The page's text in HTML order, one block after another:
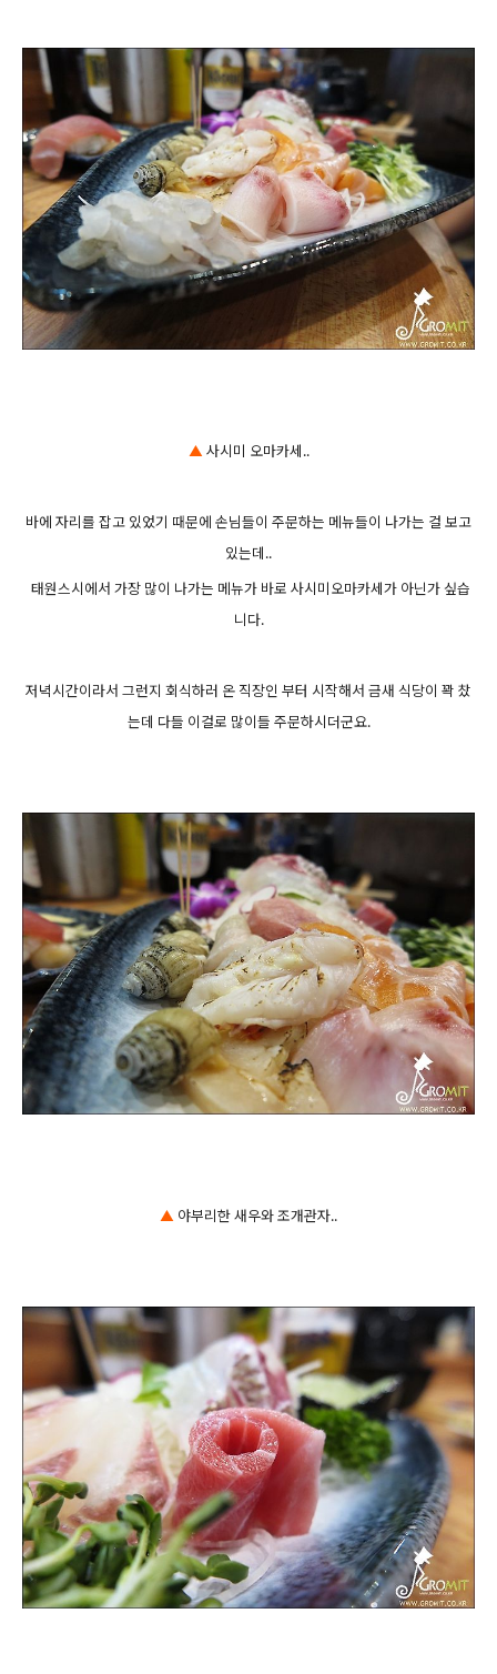
▲사시미 오마카세..
바에 자리를 잡고 있었기 때문에 손님들이 주문하는 메뉴들이 나가는 걸 보고
있는데..
태원스시에서 가장 많이 나가는 메뉴가 바로 사시미오마카세가 아닌가 싶습
니다.
저녁시간이라서 그런지 회식하러 온 직장인 부터 시작해서 금새 식당이 꽉 찼
는데 다들 이걸로 많이들 주문하시더군요.
▲ 야부리한 새우와 조개관자..